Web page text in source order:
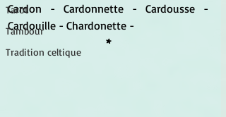
Tarot
Tambour
Tradition celtique
Cardon - Cardonnette - Cardousse -
Cardouille - Chardonette -
*